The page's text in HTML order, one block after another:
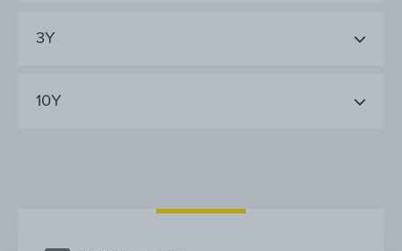
3Y
10Y